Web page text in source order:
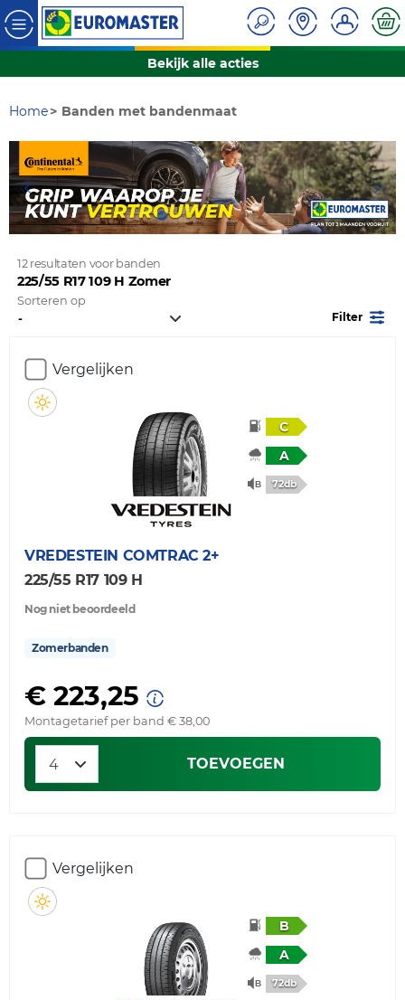
Bekijk alle acties
Home Banden met bandenmaat
12 resultaten voor banden
225/55 R17 109 H Zomer
Sorteren op
Filter
Vergelijken
C
A
72db
VREDESTEIN COMTRAC 2+
225/55 R17 109 H
Nog niet beoordeeld
Zomerbanden
€ 223,25
Montagetarief per band € 38,00
TOEVOEGEN
Vergelijken
B
A
72db